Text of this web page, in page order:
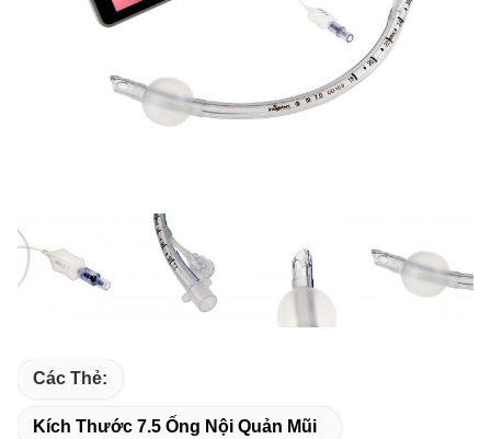
Các Thẻ:
Kích Thước 7.5 Ống Nội Quản Mũi